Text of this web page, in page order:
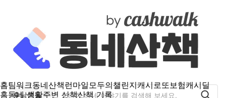
홈팀워크동네산책런마일모두의챌린지캐시로또보험캐시딜
홈동네 생활주변 산책산책 기록
남촌동